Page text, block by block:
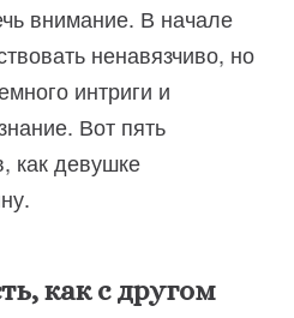
внимание. В начале
ненавязчиво, но
интриги и
Вот пять
как девушке
как с другом